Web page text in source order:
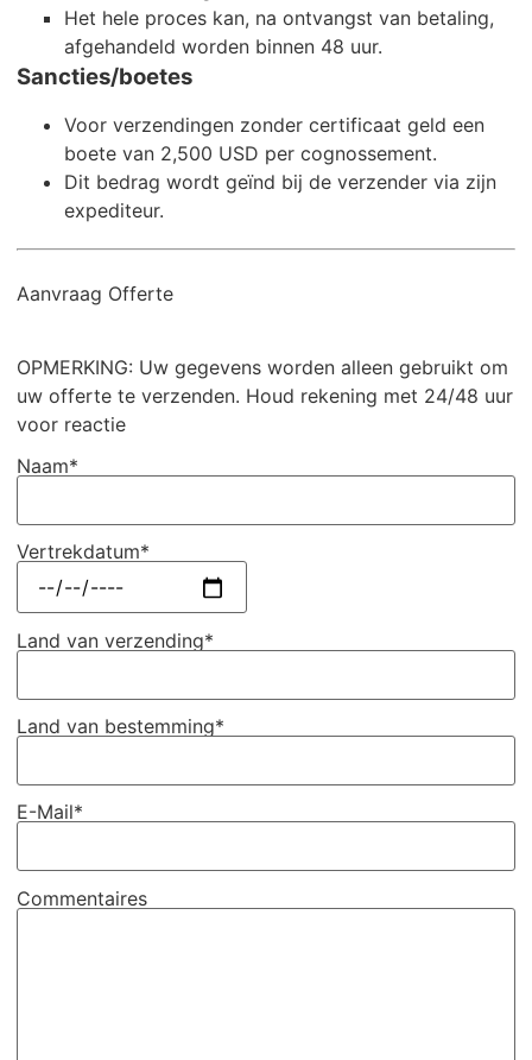
Het hele proces kan, na ontvangst van betaling,
afgehandeld worden binnen 48 uur.
Sancties/boetes
Voor verzendingen zonder certificaat geld een
boete van 2,500 USD per cognossement.
Dit bedrag wordt geïnd bij de verzender via zijn
expediteur.
Aanvraag Offerte
OPMERKING: Uw gegevens worden alleen gebruikt om
uw offerte te verzenden. Houd rekening met 24/48 uur
voor reactie
Naam*
Vertrekdatum*
Land van verzending*
Land van bestemming*
E-Mail*
Commentaires